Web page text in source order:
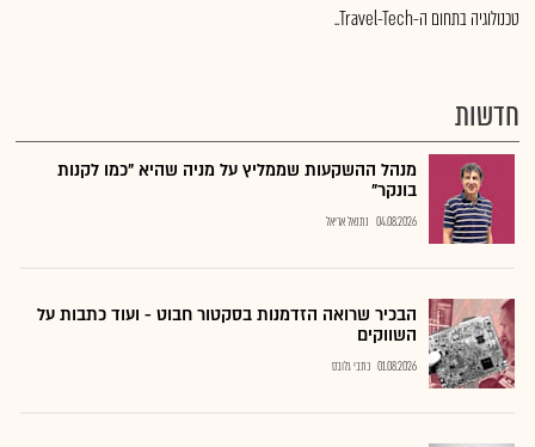
טכנולוגיה בתחום ה-Travel-Tech..
חדשות
מנהל ההשקעות שממליץ על מניה שהיא "כמו לקנות
בונקר"
04.08.2026 נתנאל אריאל
הבכיר שרואה הזדמנות בסקטור חבוט - ועוד כתבות על
השווקים
01.08.2026 כתבי גלובס